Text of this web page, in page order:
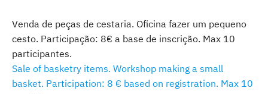
Venda de peças de cestaria. Oficina fazer um pequeno
cesto. Participação: 8€ a base de inscrição. Max 10
participantes.
Sale of basketry items. Workshop making a small
basket. Participation: 8 € based on registration. Max 10